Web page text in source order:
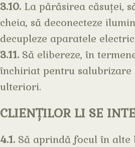
3.10. La părăsirea căsuței,
cheia, să deconecteze
decupleze aparatele
3.11. Să elibereze, în
închiriat pentru
ulteriori.
CLIENȚILOR LI SE
4.1. Să aprindă focul în alte